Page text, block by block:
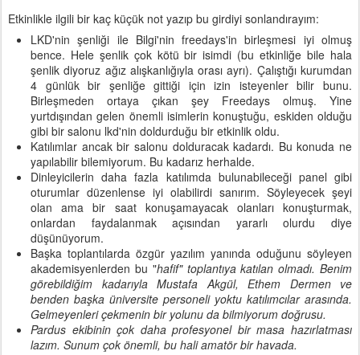
Etkinlikle ilgili bir kaç küçük not yazıp bu girdiyi sonlandırayım:
LKD'nin şenliği ile Bilgi'nin freedays'in birleşmesi iyi olmuş
bence. Hele şenlik çok kötü bir isimdi (bu etkinliğe bile hala
şenlik diyoruz ağız alışkanlığıyla orası ayrı). Çalıştığı kurumdan
4 günlük bir şenliğe gittiği için izin isteyenler bilir bunu.
Birleşmeden ortaya çıkan şey Freedays olmuş. Yine
yurtdışından gelen önemli isimlerin konuştuğu, eskiden olduğu
gibi bir salonu lkd'nin doldurduğu bir etkinlik oldu.
Katılımlar ancak bir salonu dolduracak kadardı. Bu konuda ne
yapılabilir bilemiyorum. Bu kadarız herhalde.
Dinleyicilerin daha fazla katılımda bulunabileceği panel gibi
oturumlar düzenlense iyi olabilirdi sanırım. Söyleyecek şeyi
olan ama bir saat konuşamayacak olanları konuşturmak,
onlardan faydalanmak açısından yararlı olurdu diye
düşünüyorum.
Başka toplantılarda özgür yazılım yanında oduğunu söyleyen
akademisyenlerden bu "hafif" toplantıya katılan olmadı. Benim
görebildiğim kadarıyla Mustafa Akgül, Ethem Dermen ve
benden başka üniversite personeli yoktu katılımcılar arasında.
Gelmeyenleri çekmenin bir yolunu da bilmiyorum doğrusu.
Pardus ekibinin çok daha profesyonel bir masa hazırlatması
lazım. Sunum çok önemli, bu hali amatör bir havada.